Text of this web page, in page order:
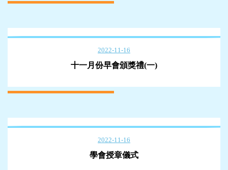
2022-11-16
十一月份早會頒獎禮(一)
2022-11-16
學會授章儀式